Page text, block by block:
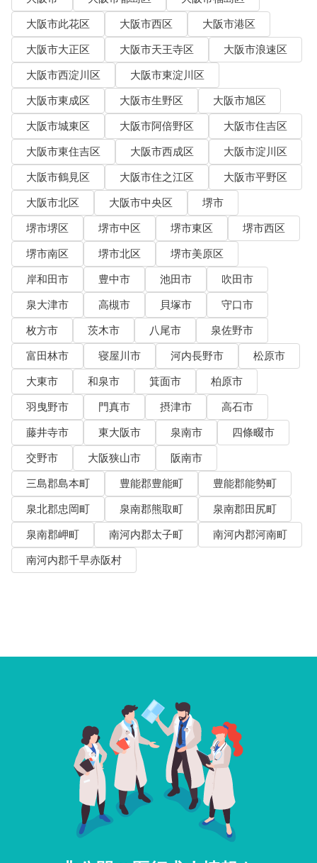
大阪市此花区
大阪市西区
大阪市港区
大阪市大正区
大阪市天王寺区
大阪市浪速区
大阪市西淀川区
大阪市東淀川区
大阪市東成区
大阪市生野区
大阪市旭区
大阪市城東区
大阪市阿倍野区
大阪市住吉区
大阪市東住吉区
大阪市西成区
大阪市淀川区
大阪市鶴見区
大阪市住之江区
大阪市平野区
大阪市北区
大阪市中央区
堺市
堺市堺区
堺市中区 堺市東区
堺市西区
堺市南区
堺市北区
堺市美原区
岸和田市
豊中市 池田市
吹田市
泉大津市
高槻市 貝塚市
守口市
枚方市
茨木市 八尾市
泉佐野市
富田林市
寝屋川市 河内長野市
松原市
大東市
和泉市 箕面市
柏原市
羽曳野市
門真市 摂津市
高石市
藤井寺市
東大阪市 泉南市
四條畷市
交野市
大阪狭山市
阪南市
三島郡島本町
豊能郡豊能町
豊能郡能勢町
泉北郡忠岡町
泉南郡熊取町
泉南郡田尻町
泉南郡岬町
南河内郡太子町
南河内郡河南町
南河内郡千早赤阪村